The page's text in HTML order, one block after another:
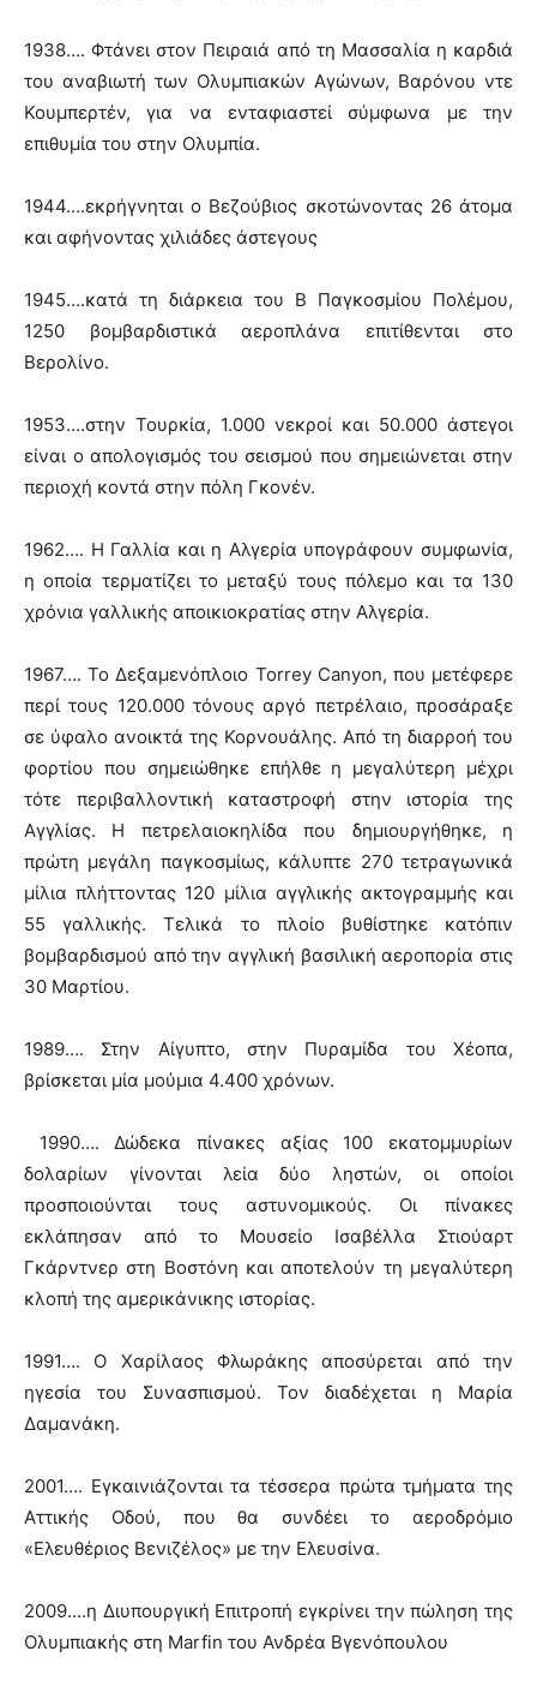
1938…. Φτάνει στον Πειραιά από τη Μασσαλία η καρδιά
του αναβιωτή των Ολυμπιακών Αγώνων, Βαρόνου ντε
Κουμπερτέν, για να ενταφιαστεί σύμφωνα με την
επιθυμία του στην Ολυμπία.
1944….εκρήγνηται ο Βεζούβιος σκοτώνοντας 26 άτομα
και αφήνοντας χιλιάδες άστεγους
1945….κατά τη διάρκεια του Β Παγκοσμίου Πολέμου,
1250 βομβαρδιστικά αεροπλάνα επιτίθενται στο
Βερολίνο.
1953….στην Τουρκία, 1.000 νεκροί και 50.000 άστεγοι
είναι ο απολογισμός του σεισμού που σημειώνεται στην
περιοχή κοντά στην πόλη Γκονέν.
1962…. Η Γαλλία και η Αλγερία υπογράφουν συμφωνία,
η οποία τερματίζει το μεταξύ τους πόλεμο και τα 130
χρόνια γαλλικής αποικιοκρατίας στην Αλγερία.
1967…. Το Δεξαμενόπλοιο Torrey Canyon, που μετέφερε
περί τους 120.000 τόνους αργό πετρέλαιο, προσάραξε
σε ύφαλο ανοικτά της Κορνουάλης. Από τη διαρροή του
φορτίου που σημειώθηκε επήλθε η μεγαλύτερη μέχρι
τότε περιβαλλοντική καταστροφή στην ιστορία της
Αγγλίας. Η πετρελαιοκηλίδα που δημιουργήθηκε, η
πρώτη μεγάλη παγκοσμίως, κάλυπτε 270 τετραγωνικά
μίλια πλήττοντας 120 μίλια αγγλικής ακτογραμμής και
55 γαλλικής. Τελικά το πλοίο βυθίστηκε κατόπιν
βομβαρδισμού από την αγγλική βασιλική αεροπορία στις
30 Μαρτίου.
1989…. Στην Αίγυπτο, στην Πυραμίδα του Χέοπα,
βρίσκεται μία μούμια 4.400 χρόνων.
1990…. Δώδεκα πίνακες αξίας 100 εκατομμυρίων
δολαρίων γίνονται λεία δύο ληστών, οι οποίοι
προσποιούνται τους αστυνομικούς. Οι πίνακες
εκλάπησαν από το Μουσείο Ισαβέλλα Στιούαρτ
Γκάρντνερ στη Βοστόνη και αποτελούν τη μεγαλύτερη
κλοπή της αμερικάνικης ιστορίας.
1991…. Ο Χαρίλαος Φλωράκης αποσύρεται από την
ηγεσία του Συνασπισμού. Τον διαδέχεται η Μαρία
Δαμανάκη.
2001…. Εγκαινιάζονται τα τέσσερα πρώτα τμήματα της
Αττικής Οδού, που θα συνδέει το αεροδρόμιο
«Ελευθέριος Βενιζέλος» με την Ελευσίνα.
2009….η Διυπουργική Επιτροπή εγκρίνει την πώληση της
Ολυμπιακής στη Marfin του Ανδρέα Βγενόπουλου